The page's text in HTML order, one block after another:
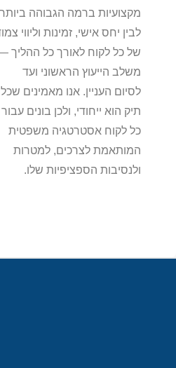
מקצועיות ברמה הגבוהה ביותר
לבין יחס אישי, זמינות וליווי
של כל לקוח לאורך כל ההליך
משלב הייעוץ הראשוני ועד
לסיום העניין. אנו מאמינים שכל
תיק הוא ייחודי, ולכן בונים עבור
כל לקוח אסטרטגיה משפטית
המותאמת לצרכים, למטרות
ולנסיבות הספציפיות שלו.